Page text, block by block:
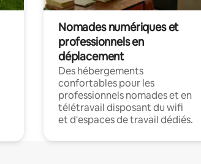
Nomades numériques et
professionnels en
déplacement
Des hébergements
confortables pour les
professionnels nomades et en
télétravail disposant du wifi
et d'espaces de travail dédiés.